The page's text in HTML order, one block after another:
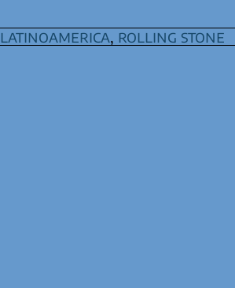
latinoamerica rolling stone